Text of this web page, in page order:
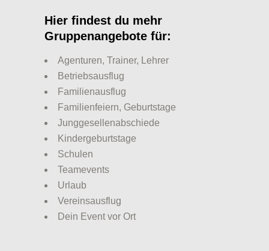
Hier findest du mehr
Gruppenangebote für:
Agenturen, Trainer, Lehrer
Betriebsausflug
Familienausflug
Familienfeiern, Geburtstage
Junggesellenabschiede
Kindergeburtstage
Schulen
Teamevents
Urlaub
Vereinsausflug
Dein Event vor Ort